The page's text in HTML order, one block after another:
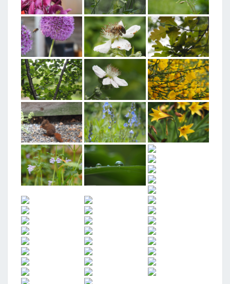
G
G
E
D
"
2
0
2
2
0
5
"